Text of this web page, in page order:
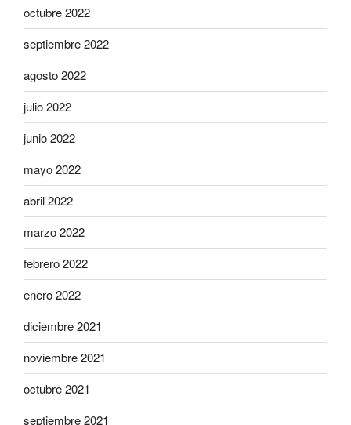
octubre 2022
septiembre 2022
agosto 2022
julio 2022
junio 2022
mayo 2022
abril 2022
marzo 2022
febrero 2022
enero 2022
diciembre 2021
noviembre 2021
octubre 2021
septiembre 2021